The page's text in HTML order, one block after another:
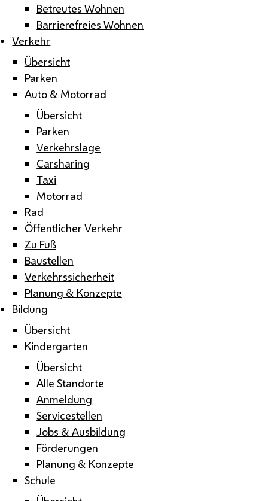
Betreutes Wohnen
Barrierefreies Wohnen
Verkehr
Übersicht
Parken
Auto & Motorrad
Übersicht
Parken
Verkehrslage
Carsharing
Taxi
Motorrad
Rad
Öffentlicher Verkehr
Zu Fuß
Baustellen
Verkehrssicherheit
Planung & Konzepte
Bildung
Übersicht
Kindergarten
Übersicht
Alle Standorte
Anmeldung
Servicestellen
Jobs & Ausbildung
Förderungen
Planung & Konzepte
Schule